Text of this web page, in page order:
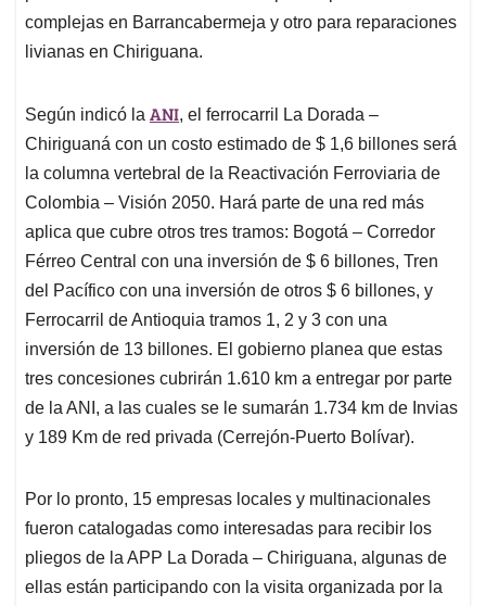
complejas en Barrancabermeja y otro para reparaciones
livianas en Chiriguana.
Según indicó la ANI, el ferrocarril La Dorada –
Chiriguaná con un costo estimado de $ 1,6 billones será
la columna vertebral de la Reactivación Ferroviaria de
Colombia – Visión 2050. Hará parte de una red más
aplica que cubre otros tres tramos: Bogotá – Corredor
Férreo Central con una inversión de $ 6 billones, Tren
del Pacífico con una inversión de otros $ 6 billones, y
Ferrocarril de Antioquia tramos 1, 2 y 3 con una
inversión de 13 billones. El gobierno planea que estas
tres concesiones cubrirán 1.610 km a entregar por parte
de la ANI, a las cuales se le sumarán 1.734 km de Invias
y 189 Km de red privada (Cerrejón-Puerto Bolívar).
Por lo pronto, 15 empresas locales y multinacionales
fueron catalogadas como interesadas para recibir los
pliegos de la APP La Dorada – Chiriguana, algunas de
ellas están participando con la visita organizada por la